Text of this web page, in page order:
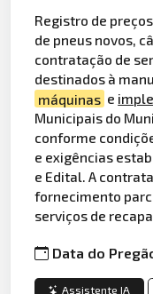
Registro de
de pneus novos,
contratação de
destinados à
máquinas e
Municipais do
conforme
e exigências
e Edital. A
fornecimento
serviços de
Data do
Assistente IA